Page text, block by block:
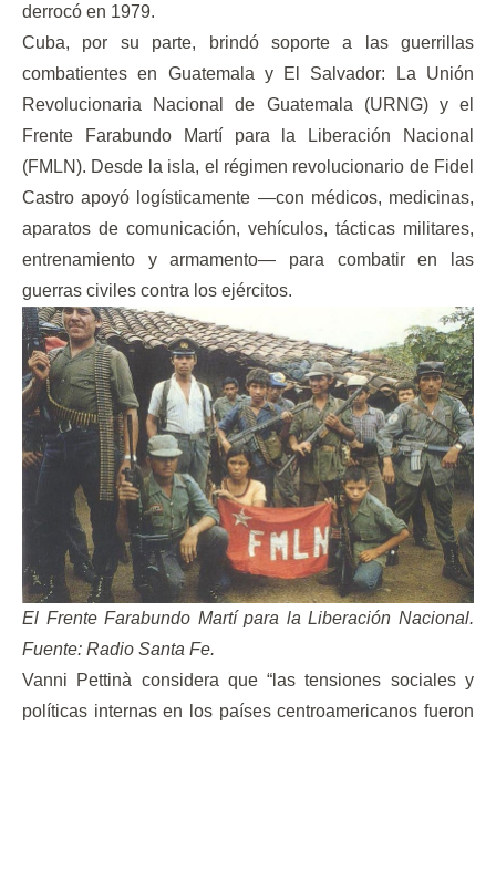
derrocó en 1979.
Cuba, por su parte, brindó soporte a las guerrillas
combatientes en Guatemala y El Salvador: La Unión
Revolucionaria Nacional de Guatemala (URNG) y el
Frente Farabundo Martí para la Liberación Nacional
(FMLN). Desde la isla, el régimen revolucionario de Fidel
Castro apoyó logísticamente —con médicos, medicinas,
aparatos de comunicación, vehículos, tácticas militares,
entrenamiento y armamento— para combatir en las
guerras civiles contra los ejércitos.
El Frente Farabundo Martí para la Liberación Nacional.
Fuente: Radio Santa Fe.
Vanni Pettinà considera que “las tensiones sociales y
políticas internas en los países centroamericanos fueron